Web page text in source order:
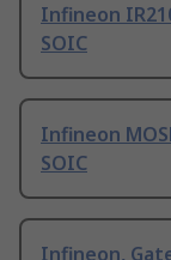
Infineon
SOIC
Infineon
SOIC
Infineon,